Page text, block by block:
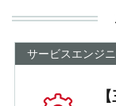
サービスエンジ